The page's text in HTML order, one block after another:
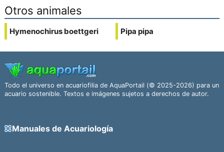
Otros animales
Hymenochirus boettgeri Pipa pipa
Todo el universo en acuariofilia de AquaPortail (© 2025-2026) para un
acuario sostenible. Textos e imágenes sujetos a derechos de autor.
Manuales de Acuariología